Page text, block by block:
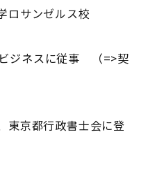
サンゼルス校
ジネスに従事 （=>契
京都行政書士会に登